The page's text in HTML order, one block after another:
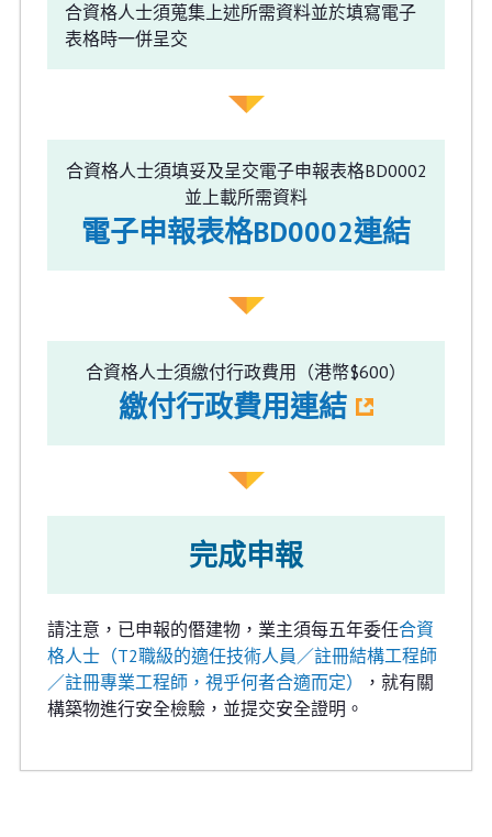
合資格人士須蒐集上述所需資料並於填寫電子
表格時一併呈交
合資格人士須填妥及呈交電子申報表格BD0002
並上載所需資料
電子申報表格BD0002連結
合資格人士須繳付行政費用（港幣$600）
繳付行政費用連結
完成申報
請注意，已申報的僭建物，業主須每五年委任合資
格人士（T2職級的適任技術人員／註冊結構工程師
／註冊專業工程師，視乎何者合適而定）
，就有關
構築物進行安全檢驗，並提交安全證明。